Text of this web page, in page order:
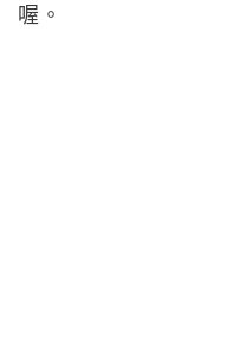
喔。